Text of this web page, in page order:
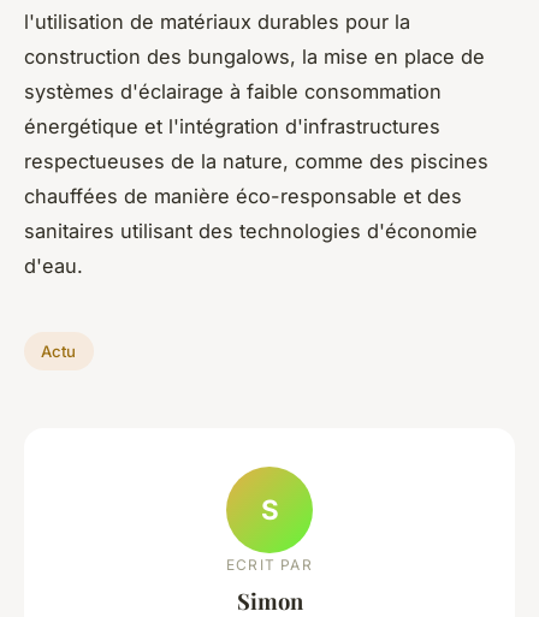
l'utilisation de matériaux durables pour la
construction des bungalows, la mise en place de
systèmes d'éclairage à faible consommation
énergétique et l'intégration d'infrastructures
respectueuses de la nature, comme des piscines
chauffées de manière éco-responsable et des
sanitaires utilisant des technologies d'économie
d'eau.
Actu
S
ECRIT PAR
Simon